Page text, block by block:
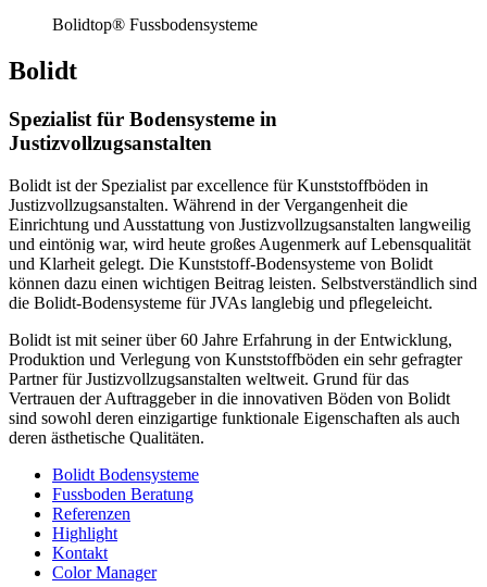
Bolidtop® Fussbodensysteme
Bolidt
Spezialist für Bodensysteme in
Justizvollzugsanstalten
Bolidt ist der Spezialist par excellence für Kunststoffböden in
Justizvollzugsanstalten. Während in der Vergangenheit die
Einrichtung und Ausstattung von Justizvollzugsanstalten langweilig
und eintönig war, wird heute großes Augenmerk auf Lebensqualität
und Klarheit gelegt. Die Kunststoff-Bodensysteme von Bolidt
können dazu einen wichtigen Beitrag leisten. Selbstverständlich sind
die Bolidt-Bodensysteme für JVAs langlebig und pflegeleicht.
Bolidt ist mit seiner über 60 Jahre Erfahrung in der Entwicklung,
Produktion und Verlegung von Kunststoffböden ein sehr gefragter
Partner für Justizvollzugsanstalten weltweit. Grund für das
Vertrauen der Auftraggeber in die innovativen Böden von Bolidt
sind sowohl deren einzigartige funktionale Eigenschaften als auch
deren ästhetische Qualitäten.
Bolidt Bodensysteme
Fussboden Beratung
Referenzen
Highlight
Kontakt
Color Manager